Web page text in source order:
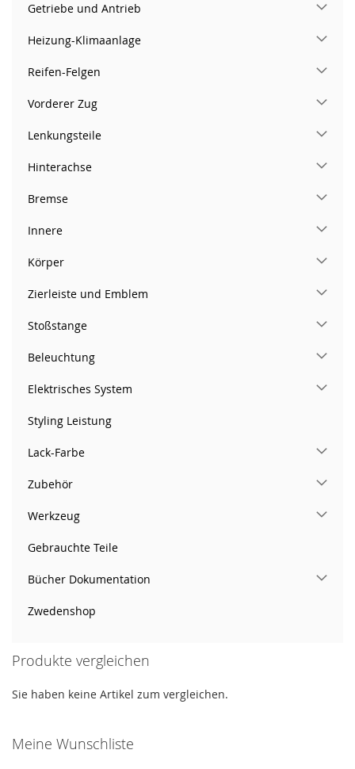
Getriebe und Antrieb
Heizung-Klimaanlage
Reifen-Felgen
Vorderer Zug
Lenkungsteile
Hinterachse
Bremse
Innere
Körper
Zierleiste und Emblem
Stoßstange
Beleuchtung
Elektrisches System
Styling Leistung
Lack-Farbe
Zubehör
Werkzeug
Gebrauchte Teile
Bücher Dokumentation
Zwedenshop
Produkte vergleichen
Sie haben keine Artikel zum vergleichen.
Meine Wunschliste